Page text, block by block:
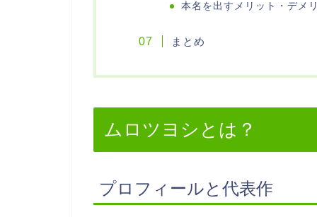
本名を出すメリット・デメ
まとめ
ムロツヨシとは？
プロフィールと代表作